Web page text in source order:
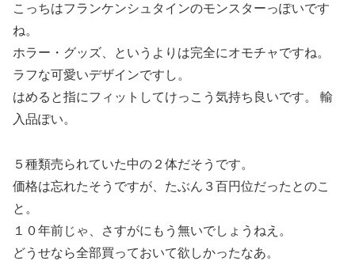
こっちはフランケンシュタインのモンスターっぽいです
ね。
ホラー・グッズ、というよりは完全にオモチャですね。
ラフな可愛いデザインですし。
はめると指にフィットしてけっこう気持ち良いです。 輸
入品ぽい。
５種類売られていた中の２体だそうです。
価格は忘れたそうですが、たぶん３百円位だったとのこ
と。
１０年前じゃ、さすがにもう無いでしょうねえ。
どうせなら全部買っておいて欲しかったなあ。